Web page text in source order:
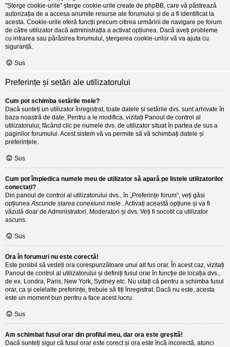
"Șterge cookie-urile" șterge cookie-urile create de phpBB, care vă păstrează
autorizația de a accesa anumite resurse ale forumului și de a fi identificat la
acesta. Cookie-urile oferă funcții precum citirea urmăririi de navigare pe forum
de către utilizator dacă administrația a activat opțiunea. Dacă aveți probleme
cu intrarea sau părăsirea forumului, ștergerea cookie-urilor vă va ajuta cu
siguranță.
Sus
Preferințe și setări ale utilizatorului
Cum pot schimba setările mele?
Dacă sunteți un utilizator înregistrat, toate datele și setările dvs. sunt arhivate în
baza noastră de date. Pentru a le modifica, vizitați Panoul de control al
utilizatorului; făcând clic pe numele dvs. de utilizator situat în partea de sus a
paginilor forumului. Acest sistem vă va permite să vă schimbați datele și
preferințele.
Sus
Cum pot împiedica numele meu de utilizator să apară pe listele utilizatorilor
conectați?
Din panoul de control al utilizatorului dvs., în „Preferințe forum”, veți găsi
opțiuneaAscunde starea conexiunii mele . Activați această opțiune și va fi
văzută doar de Administratori, Moderatori și dvs. Veți fi socotit ca utilizator
ascuns.
Sus
Ora în forumuri nu este corectă!
Este posibil să vedeți ora corespunzătoare unui alt fus orar. În acest caz, vizitați
Panoul de control al utilizatorului și definiți fusul orar în funcție de locația dvs.,
de ex. Londra, Paris, New York, Sydney etc. Nu uitați că pentru a schimba fusul
orar, ca și celelalte preferințe, trebuie să fiți înregistrat. Dacă nu este, acesta
este un moment bun pentru a face acest lucru.
Sus
Am schimbat fusul orar din profilul meu, dar ora este greșită!
Dacă sunteți sigur că fusul orar este corect și ora este încă incorectă, atunci